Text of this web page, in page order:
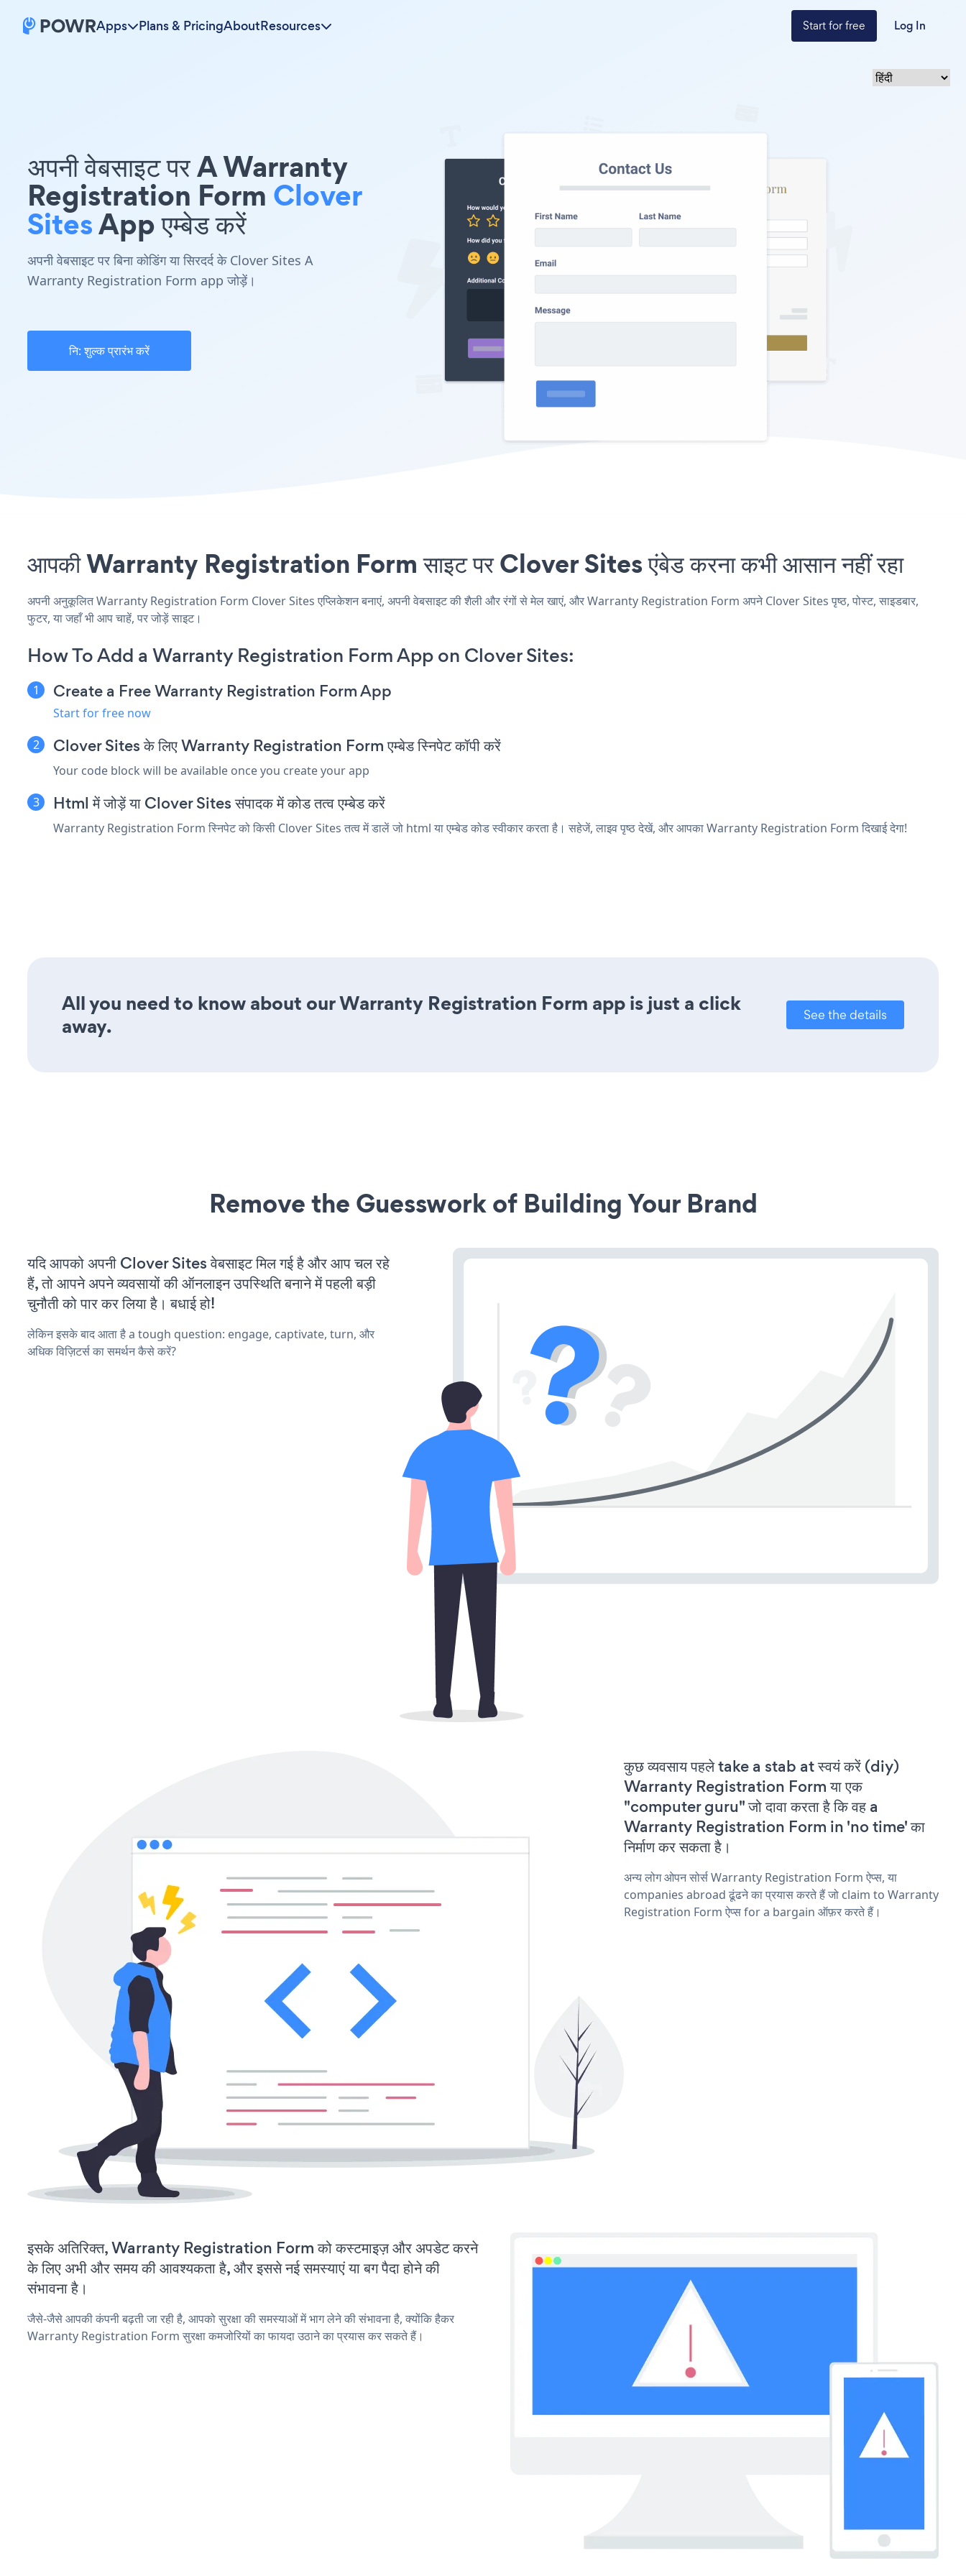
Apps Plans & PricingAboutResources Start for free Log In
अपनी वेबसाइट पर A Warranty
Registration Form Clover
SitesApp एम्बेड करें
अपनी वेबसाइट पर बिना कोडिंग या सिरदर्द के Clover Sites A
Warranty Registration Form app जोड़ें।
नि: शुल्क प्रारंभ करें
आपकी Warranty Registration Form साइट पर Clover Sites एंबेड करना कभी आसान नहीं रहा
अपनी अनुकूलित Warranty Registration Form Clover Sites एप्लिकेशन बनाएं, अपनी वेबसाइट की शैली और रंगों से मेल खाएं, और Warranty Registration Form अपने Clover Sites पृष्ठ, पोस्ट, साइडबार,
फुटर, या जहाँ भी आप चाहें, पर जोड़ें साइट।
How To Add a Warranty Registration Form App on Clover Sites:
Create a Free Warranty Registration Form App
Start for free now
Clover Sites के लिए Warranty Registration Form एम्बेड स्निपेट कॉपी करें
Your code block will be available once you create your app
Html में जोड़ें या Clover Sites संपादक में कोड तत्व एम्बेड करें
Warranty Registration Form स्निपेट को किसी Clover Sites तत्व में डालें जो html या एम्बेड कोड स्वीकार करता है। सहेजें, लाइव पृष्ठ देखें, और आपका Warranty Registration Form दिखाई देगा!
All you need to know about our Warranty Registration Form app is just a click
away.
See the details
Remove the Guesswork of Building Your Brand
यदि आपको अपनी Clover Sites वेबसाइट मिल गई है और आप चल रहे
हैं, तो आपने अपने व्यवसायों की ऑनलाइन उपस्थिति बनाने में पहली बड़ी
चुनौती को पार कर लिया है। बधाई हो!
लेकिन इसके बाद आता है a tough question: engage, captivate, turn, और
अधिक विज़िटर्स का समर्थन कैसे करें?
कुछ व्यवसाय पहले take a stab at स्वयं करें (diy)
Warranty Registration Form या एक
"computer guru" जो दावा करता है कि वह a
Warranty Registration Form in 'no time' का
निर्माण कर सकता है।
अन्य लोग ओपन सोर्स Warranty Registration Form ऐप्स, या
companies abroad ढूंढने का प्रयास करते हैं जो claim to Warranty
Registration Form ऐप्स for a bargain ऑफ़र करते हैं।
इसके अतिरिक्त, Warranty Registration Form को कस्टमाइज़ और अपडेट करने
के लिए अभी और समय की आवश्यकता है, और इससे नई समस्याएं या बग पैदा होने की
संभावना है।
जैसे-जैसे आपकी कंपनी बढ़ती जा रही है, आपको सुरक्षा की समस्याओं में भाग लेने की संभावना है, क्योंकि हैकर
Warranty Registration Form सुरक्षा कमजोरियों का फायदा उठाने का प्रयास कर सकते हैं।